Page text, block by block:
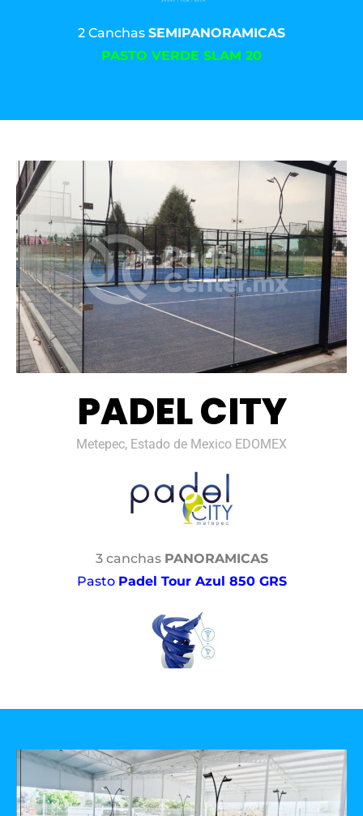
2 Canchas SEMIPANORAMICAS
PASTO VERDE SLAM 20
PADEL CITY
Metepec, Estado de Mexico EDOMEX
3 canchas PANORAMICAS
Pasto Padel Tour Azul 850 GRS